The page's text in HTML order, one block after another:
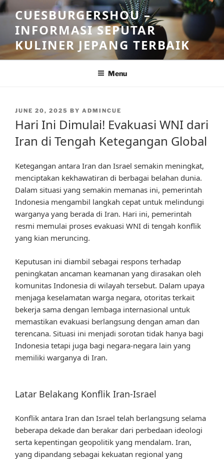
Skip
to
content
CUESBURGERSHOU –
INFORMASI SEPUTAR
KULINER JEPANG TERBAIK
Menu
POSTED
JUNE 20, 2025 BY ADMINCUE
Hari Ini Dimulai! Evakuasi WNI dari
Iran di Tengah Ketegangan Global
Ketegangan antara Iran dan Israel semakin meningkat,
menciptakan kekhawatiran di berbagai belahan dunia.
Dalam situasi yang semakin memanas ini, pemerintah
Indonesia mengambil langkah cepat untuk melindungi
warganya yang berada di Iran. Hari ini, pemerintah
resmi memulai proses evakuasi WNI di tengah konflik
yang kian meruncing.
Keputusan ini diambil sebagai respons terhadap
peningkatan ancaman keamanan yang dirasakan oleh
komunitas Indonesia di wilayah tersebut. Dalam upaya
menjaga keselamatan warga negara, otoritas terkait
bekerja sama dengan lembaga internasional untuk
memastikan evakuasi berlangsung dengan aman dan
terencana. Situasi ini menjadi sorotan tidak hanya bagi
Indonesia tetapi juga bagi negara-negara lain yang
memiliki warganya di Iran.
Latar Belakang Konflik Iran-Israel
Konflik antara Iran dan Israel telah berlangsung selama
beberapa dekade dan berakar dari perbedaan ideologi
serta kepentingan geopolitik yang mendalam. Iran,
yang dipandang sebagai kekuatan regional yang